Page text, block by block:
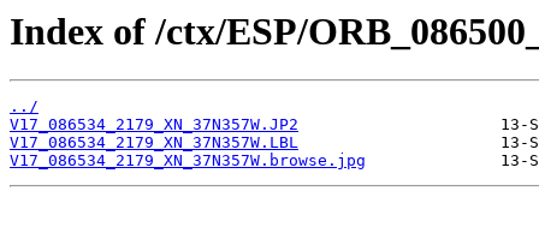
Index of /ctx/ESP/
../
V17_086534_2179_XN_37N357W.JP2
V17_086534_2179_XN_37N357W.LBL
V17_086534_2179_XN_37N357W.browse.jpg